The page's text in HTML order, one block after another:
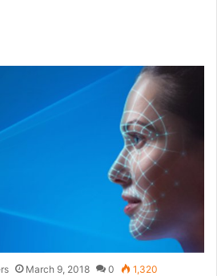
March 9, 2018 0 1,320